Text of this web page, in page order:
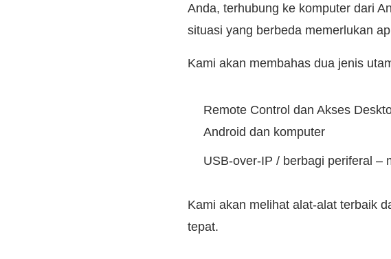
Anda, terhubung ke komputer dari
situasi yang berbeda memerlukan
Kami akan membahas dua jenis
Remote Control dan Akses
Android dan komputer
USB-over-IP / berbagi periferal –
Kami akan melihat alat-alat terbaik
tepat.